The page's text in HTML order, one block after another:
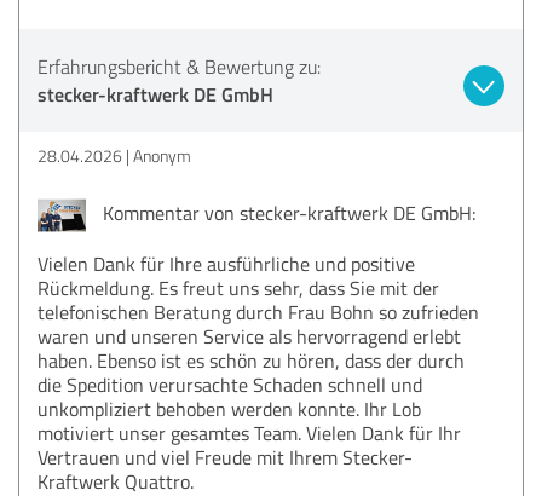
Erfahrungsbericht & Bewertung zu:
stecker-kraftwerk DE GmbH
28.04.2026 Anonym
Kommentar von stecker-kraftwerk DE GmbH:
Vielen Dank für Ihre ausführliche und positive
Rückmeldung. Es freut uns sehr, dass Sie mit der
telefonischen Beratung durch Frau Bohn so zufrieden
waren und unseren Service als hervorragend erlebt
haben. Ebenso ist es schön zu hören, dass der durch
die Spedition verursachte Schaden schnell und
unkompliziert behoben werden konnte. Ihr Lob
motiviert unser gesamtes Team. Vielen Dank für Ihr
Vertrauen und viel Freude mit Ihrem Stecker-
Kraftwerk Quattro.